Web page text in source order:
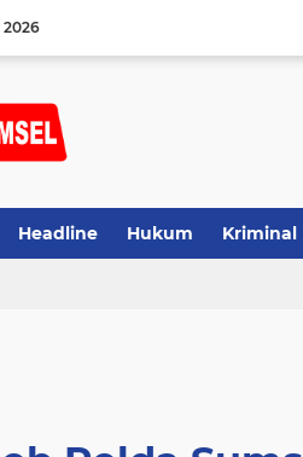
2026
Headline Hukum Kriminal